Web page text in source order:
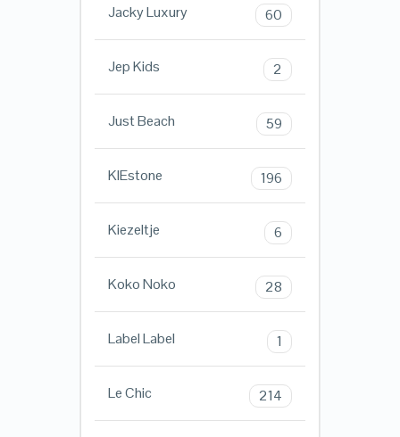
Jacky Luxury 60
Jep Kids 2
Just Beach 59
KIEstone 196
Kiezeltje 6
Koko Noko 28
Label Label 1
Le Chic 214